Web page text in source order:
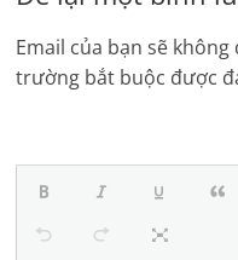
Email của bạn sẽ
trường bắt buộc được